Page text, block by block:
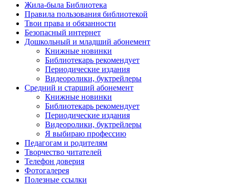
Жила-была Библиотека
Правила пользования библиотекой
Твои права и обязанности
Безопасный интернет
Дошкольный и младший абонемент
Книжные новинки
Библиотекарь рекомендует
Периодические издания
Видеоролики, буктрейлеры
Средний и старший абонемент
Книжные новинки
Библиотекарь рекомендует
Периодические издания
Видеоролики, буктрейлеры
Я выбираю профессию
Педагогам и родителям
Творчество читателей
Телефон доверия
Фотогалерея
Полезные ссылки